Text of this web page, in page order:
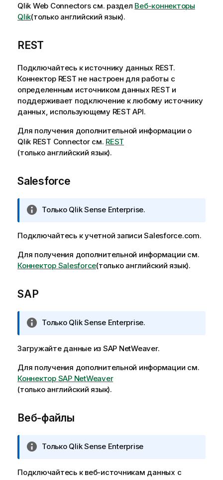
Qlik Web Connectorsсм. раздел Веб-коннекторы
Qlik(только английский язык).
REST
Подключайтесь к источнику данных REST.
Коннектор REST не настроен для работы с
определенным источником данных REST и
поддерживает подключение к любому источнику
данных, использующему REST API.
Для получения дополнительной информации о
Qlik REST Connectorсм. REST
(только английский язык).
Salesforce
П
е
ч
к
ф
м
и
Только Qlik Sense Enterprise.
Подключайтесь к учетной записиSalesforce.com.
Для получения дополнительной информации см.
Коннектор Salesforce(только английский язык).
SAP
П
е
ч
а
е
и
о
Только Qlik Sense Enterprise.
Загружайте данные из SAP NetWeaver.
Для получения дополнительной информации см.
Коннектор SAP NetWeaver
(только английский язык).
Веб-файлы
П
Только Qlik Sense Enterprise
Подключайтесь к веб-источникам данных с